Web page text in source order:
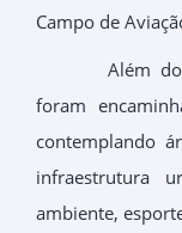
Campo de
Além
foram
contemplando
infraestrutura
ambiente,